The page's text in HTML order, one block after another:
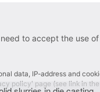
to accept the use of
IP-address and cookie
page (see link in the